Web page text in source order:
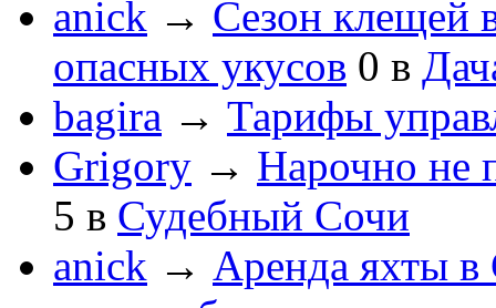
anick → Сезон клещей
опасных укусов 0 в
bagira → Тарифы
Grigory → Нарочно не
5 в Судебный Сочи
anick → Аренда яхты в